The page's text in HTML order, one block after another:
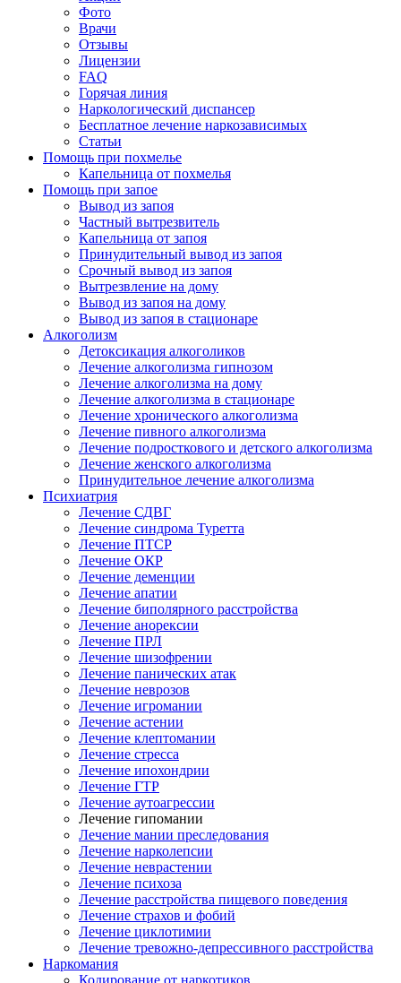
Фото
Врачи
Отзывы
Лицензии
FAQ
Горячая линия
Наркологический диспансер
Бесплатное лечение наркозависимых
Статьи
Помощь при похмелье
Капельница от похмелья
Помощь при запое
Вывод из запоя
Частный вытрезвитель
Капельница от запоя
Принудительный вывод из запоя
Срочный вывод из запоя
Вытрезвление на дому
Вывод из запоя на дому
Вывод из запоя в стационаре
Алкоголизм
Детоксикация алкоголиков
Лечение алкоголизма гипнозом
Лечение алкоголизма на дому
Лечение алкоголизма в стационаре
Лечение хронического алкоголизма
Лечение пивного алкоголизма
Лечение подросткового и детского алкоголизма
Лечение женского алкоголизма
Принудительное лечение алкоголизма
Психиатрия
Лечение СДВГ
Лечение синдрома Туретта
Лечение ПТСР
Лечение ОКР
Лечение деменции
Лечение апатии
Лечение биполярного расстройства
Лечение анорексии
Лечение ПРЛ
Лечение шизофрении
Лечение панических атак
Лечение неврозов
Лечение игромании
Лечение астении
Лечение клептомании
Лечение стресса
Лечение ипохондрии
Лечение ГТР
Лечение аутоагрессии
Лечение гипомании
Лечение мании преследования
Лечение нарколепсии
Лечение неврастении
Лечение психоза
Лечение расстройства пищевого поведения
Лечение страхов и фобий
Лечение циклотимии
Лечение тревожно-депрессивного расстройства
Наркомания
Кодирование от наркотиков